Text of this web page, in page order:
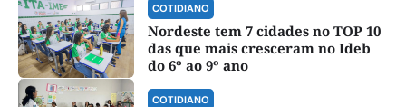
COTIDIANO
Nordeste tem 7 cidades no TOP 10
das que mais cresceram no Ideb
do 6º ao 9º ano
COTIDIANO